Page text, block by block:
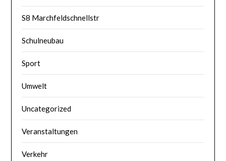
S8 Marchfeldschnellstr
Schulneubau
Sport
Umwelt
Uncategorized
Veranstaltungen
Verkehr